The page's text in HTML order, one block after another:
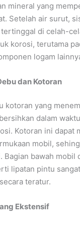
mineral yang
Setelah air surut,
di celah-
korosi, terutama
logam
dan Kotoran
kotoran yang
dalam
Kotoran ini dapat
mobil,
Bagian bawah mobil
lipatan pintu
teratur.
Ekstensif